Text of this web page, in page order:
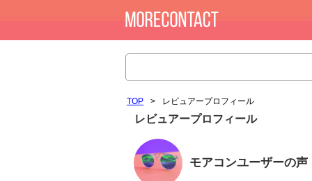
TOP > レビュアープロフィール
レビュアープロフィール
モアコンユーザーの声